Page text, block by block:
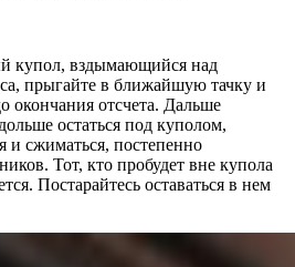
купол, вздымающийся над
прыгайте в ближайшую тачку и
окончания отсчета. Дальше
остаться под куполом,
и сжиматься, постепенно
Тот, кто пробудет вне купола
Постарайтесь оставаться в нем